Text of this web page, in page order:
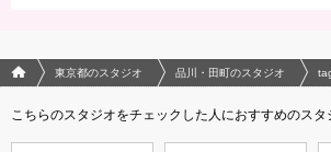
フォトウエディング/結婚写真のPhotorait ホーム
東京都のスタジオ 品川・田町のスタジオ
こちらのスタジオをチェックした人におすすめのスタ